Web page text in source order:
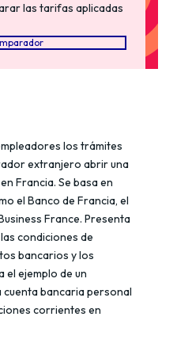
las tarifas aplicadas
los trámites
extranjero abrir una
Francia. Se basa en
el Banco de Francia, el
France. Presenta
condiciones de
bancarios y los
el ejemplo de un
bancaria personal
corrientes en